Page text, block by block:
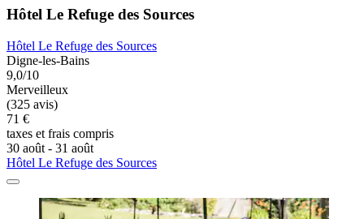
Hôtel Le Refuge des Sources
Hôtel Le Refuge des Sources
Digne-les-Bains
9,0/10
Merveilleux
(325 avis)
71 €
taxes et frais compris
30 août - 31 août
Hôtel Le Refuge des Sources